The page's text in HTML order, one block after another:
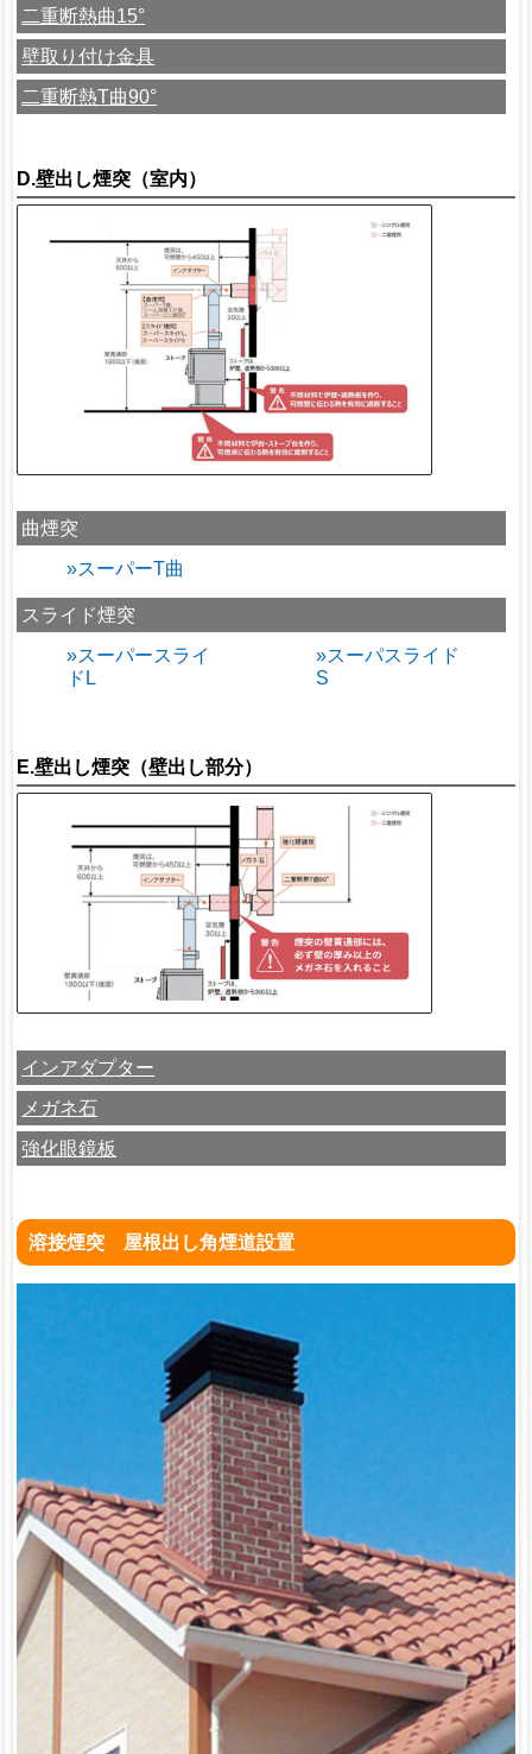
二重断熱曲15°
壁取り付け金具
二重断熱T曲90°
D.壁出し煙突（室内）
曲煙突
»スーパーT曲
スライド煙突
»スーパースライ
ドL
»スーパスライド
S
E.壁出し煙突（壁出し部分）
インアダプター
メガネ石
強化眼鏡板
溶接煙突 屋根出し角煙道設置